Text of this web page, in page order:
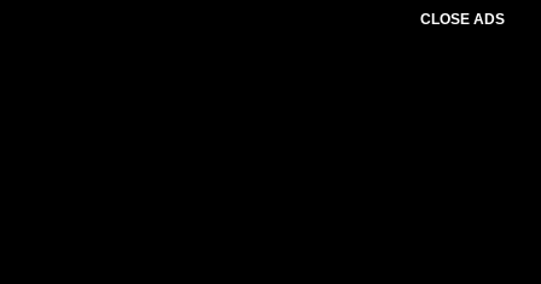
CLOSE ADS